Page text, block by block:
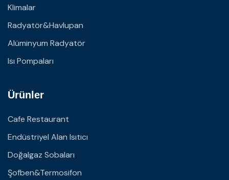
Klimalar
Radyatör&Havlupan
Alüminyum Radyatör
Isı Pompaları
Ürünler
Cafe Restaurant
Endüstriyel Alan Isıtıcı
Doğalgaz Sobaları
Şofben&Termosifon